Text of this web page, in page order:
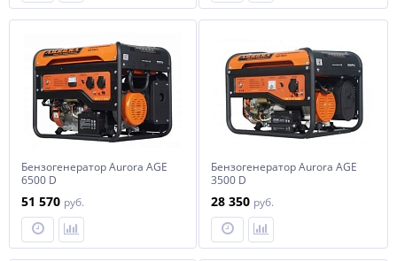
Бензогенератор Aurora AGE
6500 D
51 570 руб.
Бензогенератор Aurora AGE
3500 D
28 350 руб.